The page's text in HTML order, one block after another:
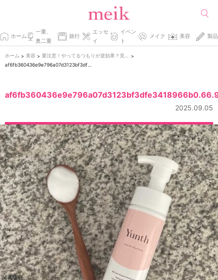
ホーム
一重、
奥二重
旅行
エッセ
イ
イベン
ト
メイク 美容 製品
ホーム > 美容 >
>
af6fb360436e9e796a07d3123bf3dfe3418966b0.66.9.9.3
2025.09.05